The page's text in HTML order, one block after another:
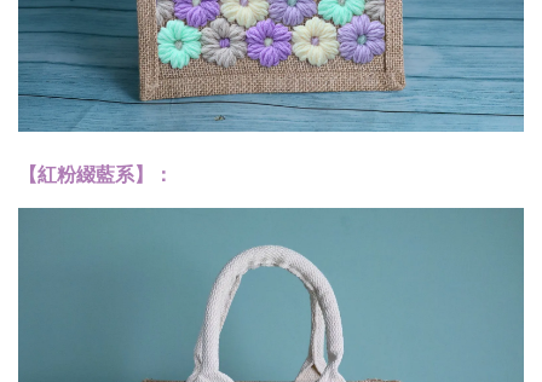
【紅粉綴藍系】：